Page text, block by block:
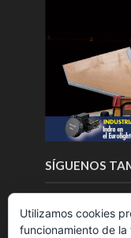
SÍGUENOS
Utilizamos cookies
funcionamiento de